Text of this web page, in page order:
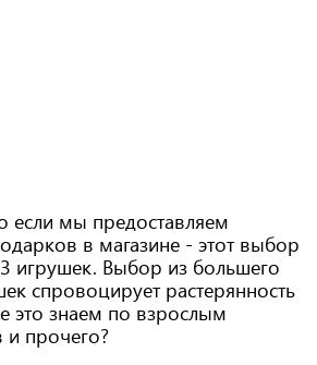
мы предоставляем
в магазине - этот выбор
игрушек. Выбор из большего
спровоцирует растерянность
это знаем по взрослым
и прочего?